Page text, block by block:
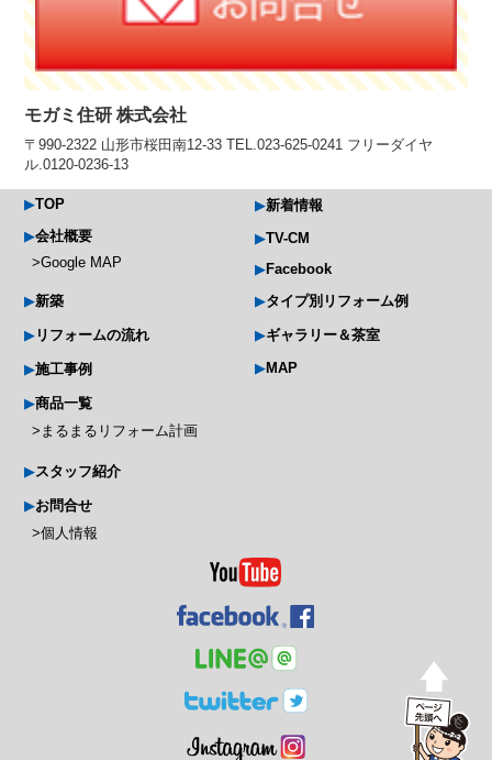
モガミ住研 株式会社
〒990-2322 山形市桜田南12-33 TEL.023-625-0241 フリーダイヤ
ル.0120-0236-13
TOP
会社概要
Google MAP
新築
リフォームの流れ
施工事例
商品一覧
まるまるリフォーム計画
スタッフ紹介
お問合せ
個人情報
新着情報
TV-CM
Facebook
タイプ別リフォーム例
ギャラリー＆茶室
MAP